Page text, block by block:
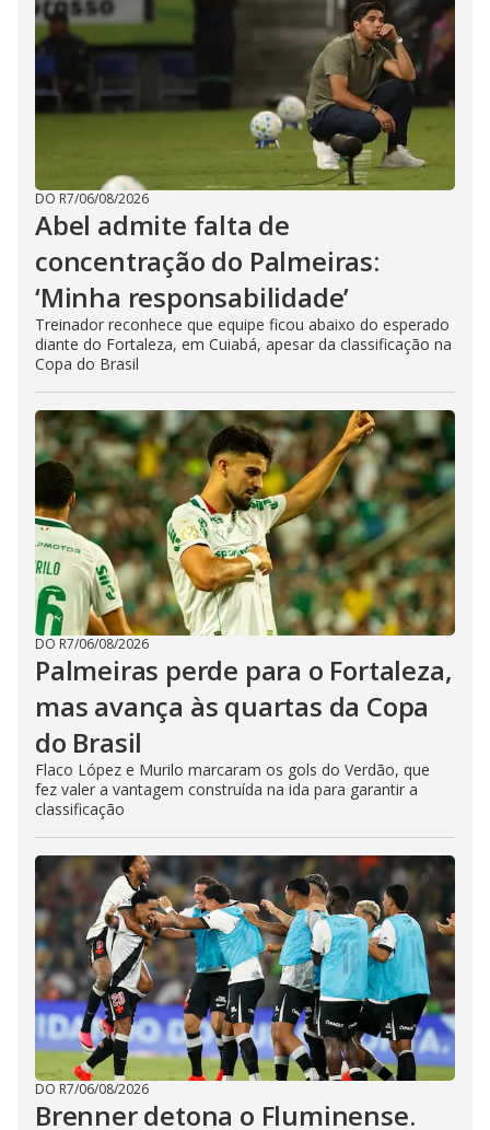
DO R7/06/08/2026
Abel admite falta de
concentração do Palmeiras:
‘Minha responsabilidade’
Treinador reconhece que equipe ficou abaixo do esperado
diante do Fortaleza, em Cuiabá, apesar da classificação na
Copa do Brasil
DO R7/06/08/2026
Palmeiras perde para o Fortaleza,
mas avança às quartas da Copa
do Brasil
Flaco López e Murilo marcaram os gols do Verdão, que
fez valer a vantagem construída na ida para garantir a
classificação
DO R7/06/08/2026
Brenner detona o Fluminense.